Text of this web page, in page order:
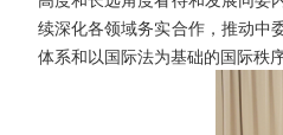
续深化各领域务实合作，推动中
体系和以国际法为基础的国际秩